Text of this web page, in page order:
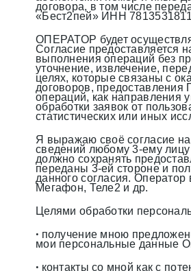
договора, в том числе
«Бест2пей» ИНН
ОПЕРАТОР будет
Согласие предоставляется
выполнения операций без
уточнение, извлечение,
целях, которые связаны с
договоров, предоставления
операций, как направления
обработки заявок от
статистических или иных
Я выражаю своё согласие на
сведений любому 3-ему
должно сохранять
переданы 3-ей стороне и
данного согласия.
Мегафон, Теле2 и др.
Целями обработки
• получение мною
мои персональные данные
• контакты со мной как с